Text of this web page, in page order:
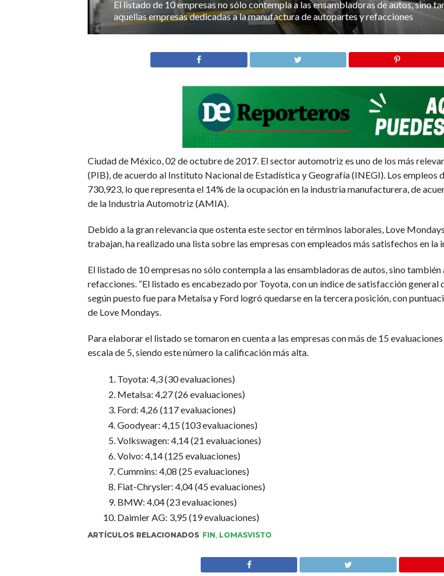
El listado de 10 empresas no sólo contempla a las ensambladoras de autos, sino
aquellas empresas dedicadas a la manufactura de autopartes y refacciones
Ciudad de México, 02 de octubre de 2017. El sector automotriz es uno de los más
(PIB), de acuerdo al Instituto Nacional de Estadística y Geografía (INEGI). Los
730,923, lo que representa el 14% de la ocupación en la industria manufacturera, de
de la Industria Automotriz (AMIA).
Debido a la gran relevancia que ostenta este sector en términos laborales, Love
trabajan, ha realizado una lista sobre las empresas con empleados más satisfechos en
El listado de 10 empresas no sólo contempla a las ensambladoras de autos, sino
refacciones. “El listado es encabezado por Toyota, con un índice de satisfacción general
según puesto fue para Metalsa y Ford logró quedarse en la tercera posición, con
de Love Mondays.
Para elaborar el listado se tomaron en cuenta a las empresas con más de 15
escala de 5, siendo este número la calificación más alta.
Toyota: 4,3 (30 evaluaciones)
Metalsa: 4,27 (26 evaluaciones)
Ford: 4,26 (117 evaluaciones)
Goodyear: 4,15 (103 evaluaciones)
Volkswagen: 4,14 (21 evaluaciones)
Volvo: 4,14 (125 evaluaciones)
Cummins: 4,08 (25 evaluaciones)
Fiat-Chrysler: 4,04 (45 evaluaciones)
BMW: 4,04 (23 evaluaciones)
Daimler AG: 3,95 (19 evaluaciones)
ARTÍCULOS RELACIONADOS FIN LOMASVISTO